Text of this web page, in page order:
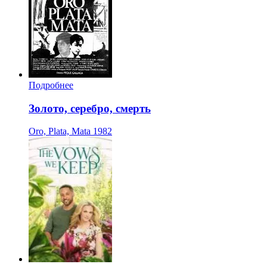
Подробнее
Золото, серебро, смерть
Oro, Plata, Mata 1982